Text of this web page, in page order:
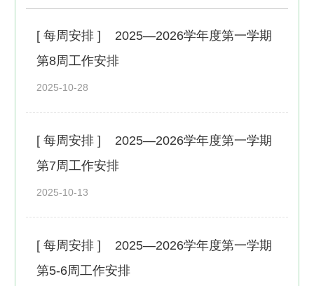
[ 每周安排 ]
2025—2026学年度第一学期
第8周工作安排
2025-10-28
[ 每周安排 ]
2025—2026学年度第一学期
第7周工作安排
2025-10-13
[ 每周安排 ]
2025—2026学年度第一学期
第5-6周工作安排